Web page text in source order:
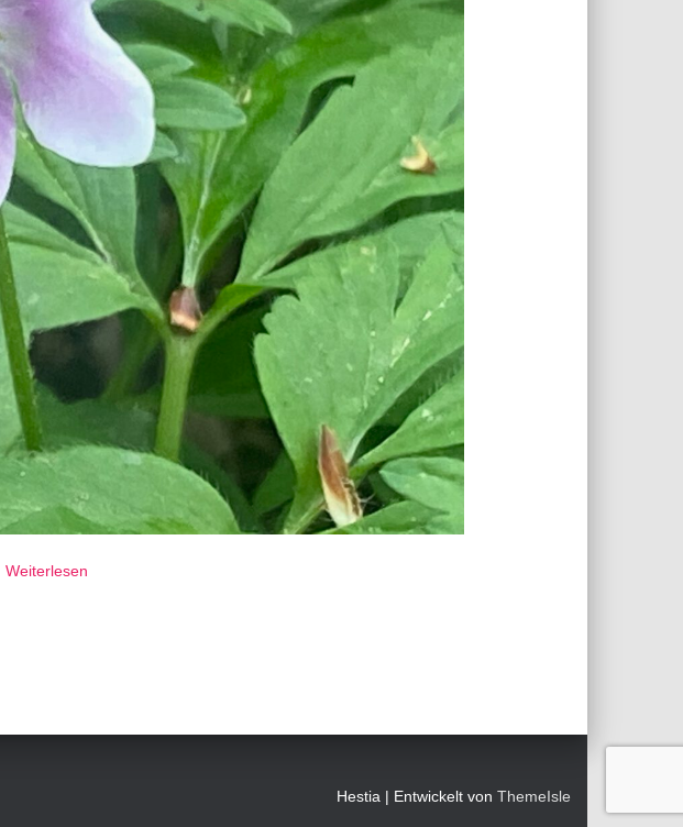
Weiterlesen
Hestia | Entwickelt von ThemeIsle